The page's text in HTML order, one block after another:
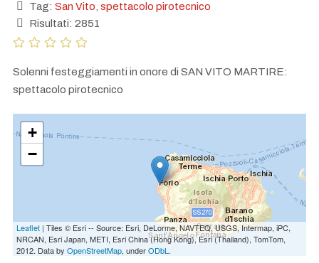
Tag: San Vito spettacolo pirotecnico
Risultati: 2851
Solenni festeggiamenti in onore di SAN VITO MARTIRE:
spettacolo pirotecnico
+
−
Leaflet | Tiles © Esri -- Source: Esri, DeLorme, NAVTEQ, USGS, Intermap, iPC,
NRCAN, Esri Japan, METI, Esri China (Hong Kong), Esri (Thailand), TomTom,
2012. Data by OpenStreetMap, underODbL .